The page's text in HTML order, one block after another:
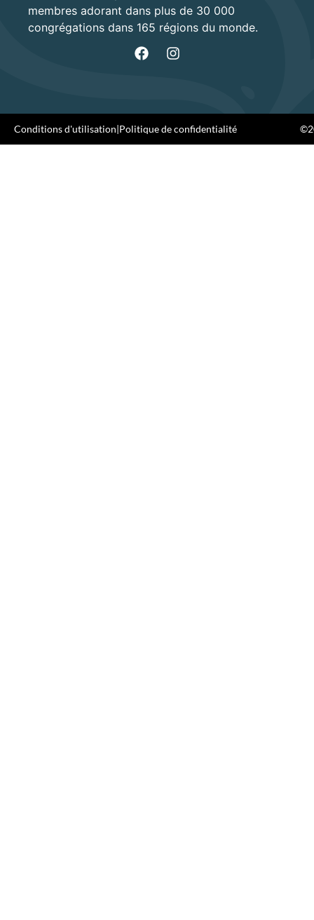
membres adorant dans plus de 30 000
congrégations dans 165 régions du monde.
Conditions d'utilisation|Politique de confidentialité